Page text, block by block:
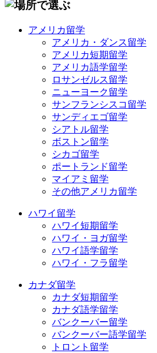
アメリカ留学
アメリカ・ダンス留学
アメリカ短期留学
アメリカ語学留学
ロサンゼルス留学
ニューヨーク留学
サンフランシスコ留学
サンディエゴ留学
シアトル留学
ボストン留学
シカゴ留学
ポートランド留学
マイアミ留学
その他アメリカ留学
ハワイ留学
ハワイ短期留学
ハワイ・ヨガ留学
ハワイ語学留学
ハワイ・フラ留学
カナダ留学
カナダ短期留学
カナダ語学留学
バンクーバー留学
バンクーバー語学留学
トロント留学